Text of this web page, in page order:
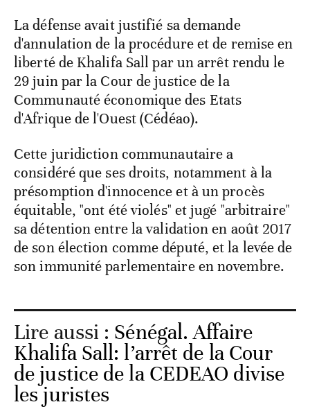
La défense avait justifié sa demande
d'annulation de la procédure et de remise en
liberté de Khalifa Sall par un arrêt rendu le
29 juin par la Cour de justice de la
Communauté économique des Etats
d'Afrique de l'Ouest (Cédéao).
Cette juridiction communautaire a
considéré que ses droits, notamment à la
présomption d'innocence et à un procès
équitable, "ont été violés" et jugé "arbitraire"
sa détention entre la validation en août 2017
de son élection comme député, et la levée de
son immunité parlementaire en novembre.
Lire aussi : Sénégal. Affaire
Khalifa Sall: l’arrêt de la Cour
de justice de la CEDEAO divise
les juristes